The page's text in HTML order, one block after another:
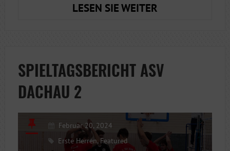
LESEN SIE WEITERDIE
SPIELTAGSBERICHT ASV
DACHAU 2
Februar 20, 2024
Erste Herren, Featured